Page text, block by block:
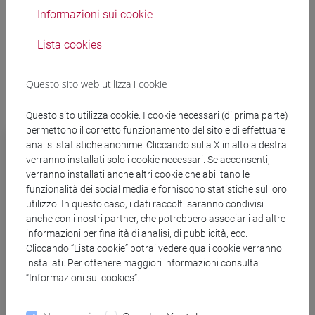
Una nuova Audioguida per il Ca’ Foscari Tour:
la donazione dell’Associazione “Un Amico a
Venezia”
La memoria dei ghiacci
Donazione per la conservazione innovativa del
patrimonio lapideo veneziano
Informazioni sui cookie
Lista cookies
Questo sito web utilizza i cookie
Questo sito utilizza cookie. I cookie necessari (di prima parte)
permettono il corretto funzionamento del sito e di effettuare
analisi statistiche anonime. Cliccando sulla X in alto a destra
verranno installati solo i cookie necessari. Se acconsenti,
verranno installati anche altri cookie che abilitano le
funzionalità dei social media e forniscono statistiche sul loro
utilizzo. In questo caso, i dati raccolti saranno condivisi
anche con i nostri partner, che potrebbero associarli ad altre
informazioni per finalità di analisi, di pubblicità, ecc.
Cliccando “Lista cookie” potrai vedere quali cookie verranno
installati. Per ottenere maggiori informazioni consulta
“Informazioni sui cookies”.